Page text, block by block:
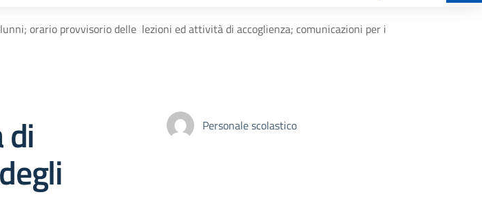
orario provvisorio delle lezioni ed attività di accoglienza; comunicazioni per i
di Personale scolastico